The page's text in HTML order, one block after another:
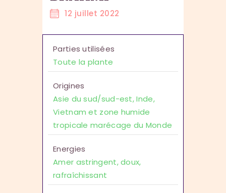
12 juillet 2022
Parties utilisées
Toute la plante
Origines
Asie du sud/sud-est, Inde,
Vietnam et zone humide
tropicale marécage du Monde
Energies
Amer astringent, doux,
rafraîchissant